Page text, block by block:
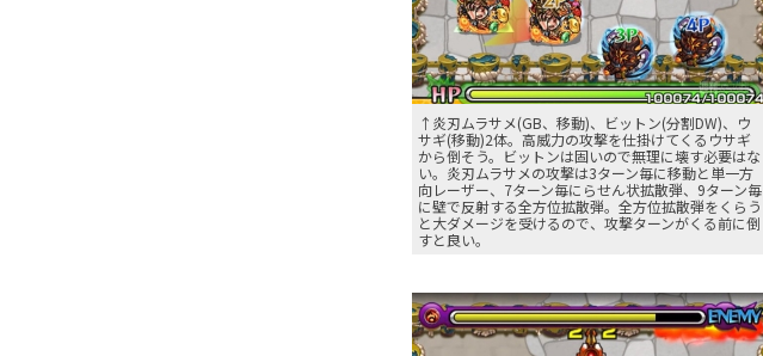
↑炎刃ムラサメ(GB、移動)、ビットン(分割DW)、ウ
サギ(移動)2体。高威力の攻撃を仕掛けてくるウサギ
から倒そう。ビットンは固いので無理に壊す必要はな
い。炎刃ムラサメの攻撃は3ターン毎に移動と単一方
向レーザー、7ターン毎にらせん状拡散弾、9ターン毎
に壁で反射する全方位拡散弾。全方位拡散弾をくらう
と大ダメージを受けるので、攻撃ターンがくる前に倒
すと良い。